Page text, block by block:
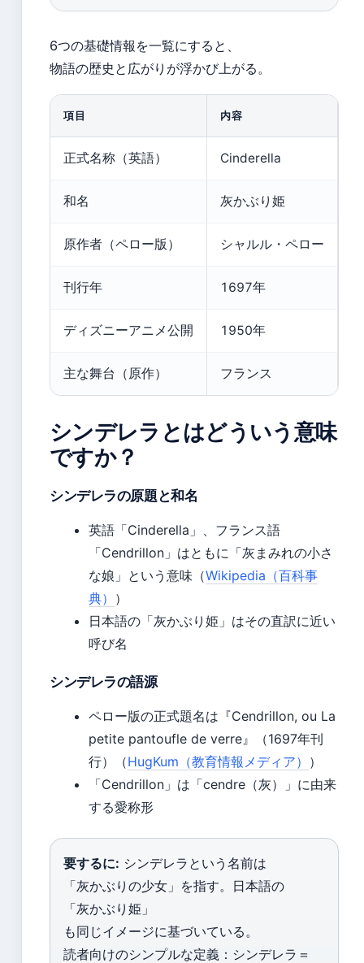
6つの基礎情報を一覧にすると、
物語の歴史と広がりが浮かび上がる。
項目 内容
正式名称（英語） Cinderella
和名 灰かぶり姫
原作者（ペロー版） シャルル・ペロー
刊行年 1697年
ディズニーアニメ公開 1950年
主な舞台（原作） フランス
シンデレラとはどういう意味
ですか？
シンデレラの原題と和名
英語「Cinderella」、フランス語
「Cendrillon」はともに「灰まみれの小さ
な娘」という意味（Wikipedia（百科事
典） ）
日本語の「灰かぶり姫」はその直訳に近い
呼び名
シンデレラの語源
ペロー版の正式題名は『Cendrillon, ou La
petite pantoufle de verre』（1697年刊
行）（HugKum（教育情報メディア） ）
「Cendrillon」は「cendre（灰）」に由来
する愛称形
要するに: シンデレラという名前は
「灰かぶりの少女」を指す。日本語の
「灰かぶり姫」
も同じイメージに基づいている。
読者向けのシンプルな定義：シンデレラ＝